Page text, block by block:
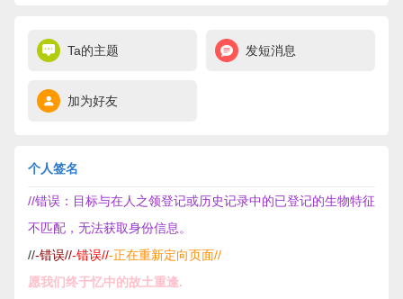
Ta的主题 发短消息
加为好友
个人签名
//错误：目标与在人之领登记或历史记录中的已登记的生物特征
不匹配，无法获取身份信息。
//-错误//-错误//-正在重新定向页面//
愿我们终于忆中的故土重逢.